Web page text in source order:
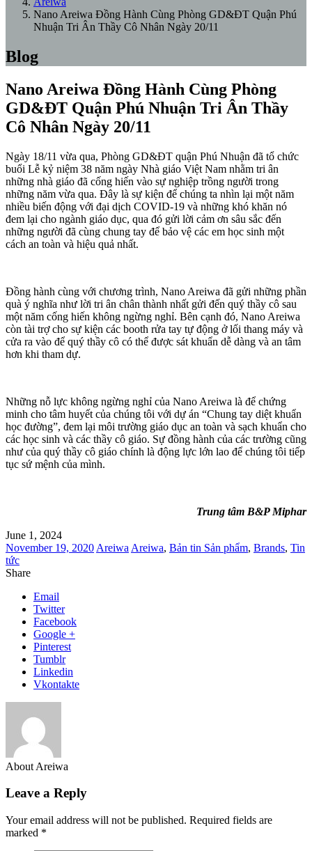
Nano Areiwa Đồng Hành Cùng Phòng GD&ĐT Quận Phú
Nhuận Tri Ân Thầy Cô Nhân Ngày 20/11
Blog
Nano Areiwa Đồng Hành Cùng Phòng
GD&ĐT Quận Phú Nhuận Tri Ân Thầy
Cô Nhân Ngày 20/11
Ngày 18/11 vừa qua, Phòng GD&ĐT quận Phú Nhuận đã tổ chức
buổi Lễ kỷ niệm 38 năm ngày Nhà giáo Việt Nam nhằm tri ân
những nhà giáo đã cống hiến vào sự nghiệp trồng người trong
những năm vừa qua. Đây là sự kiện để chúng ta nhìn lại một năm
nhiều biến động với đại dịch COVID-19 và những khó khăn nó
đem lại cho ngành giáo dục, qua đó gửi lời cảm ơn sâu sắc đến
những người đã cùng chung tay để bảo vệ các em học sinh một
cách an toàn và hiệu quả nhất.
Đồng hành cùng với chương trình, Nano Areiwa đã gửi những phần
quà ý nghĩa như lời tri ân chân thành nhất gửi đến quý thầy cô sau
một năm cống hiến không ngừng nghỉ. Bên cạnh đó, Nano Areiwa
còn tài trợ cho sự kiện các booth rửa tay tự động ở lối thang máy và
cửa ra vào để quý thầy cô có thể được sát khuẩn dễ dàng và an tâm
hơn khi tham dự.
Những nỗ lực không ngừng nghỉ của Nano Areiwa là để chứng
minh cho tâm huyết của chúng tôi với dự án “Chung tay diệt khuẩn
học đường”, đem lại môi trường giáo dục an toàn và sạch khuẩn cho
các học sinh và các thầy cô giáo. Sự đồng hành của các trường cũng
như của quý thầy cô giáo chính là động lực lớn lao để chúng tôi tiếp
tục sứ mệnh của mình.
Trung tâm B&P Miphar
June 1, 2024
November 19, 2020 Areiwa Areiwa, Bản tin Sản phẩm, Brands, Tin
tức
Share
Email
Twitter
Facebook
Google +
Pinterest
Tumblr
Linkedin
Vkontakte
About Areiwa
Leave a Reply
Your email address will not be published. Required fields are
marked *